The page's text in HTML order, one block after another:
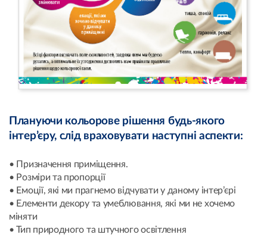
Плануючи кольорове рішення будь-якого
інтер’єру, слід враховувати наступні аспекти:
• Призначення приміщення.
• Розміри та пропорції
• Емоції, які ми прагнемо відчувати у даному інтер’єрі
• Елементи декору та умеблювання, які ми не хочемо
міняти
• Тип природного та штучного освітлення